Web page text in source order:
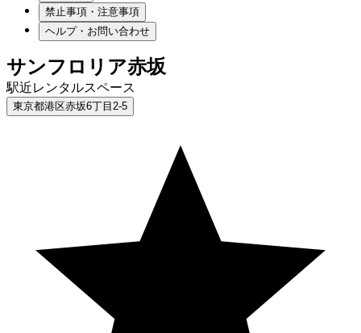
禁止事項・注意事項
ヘルプ・お問い合わせ
サンフロリア赤坂
駅近レンタルスペース
東京都港区赤坂6丁目2-5